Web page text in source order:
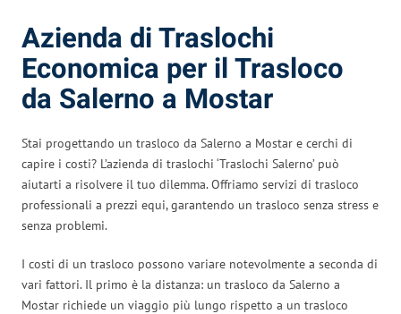
Azienda di Traslochi
Economica per il Trasloco
da Salerno a Mostar
Stai progettando un trasloco da Salerno a Mostar e cerchi di
capire i costi? L’azienda di traslochi ‘Traslochi Salerno’ può
aiutarti a risolvere il tuo dilemma. Offriamo servizi di trasloco
professionali a prezzi equi, garantendo un trasloco senza stress e
senza problemi.
I costi di un trasloco possono variare notevolmente a seconda di
vari fattori. Il primo è la distanza: un trasloco da Salerno a
Mostar richiede un viaggio più lungo rispetto a un trasloco